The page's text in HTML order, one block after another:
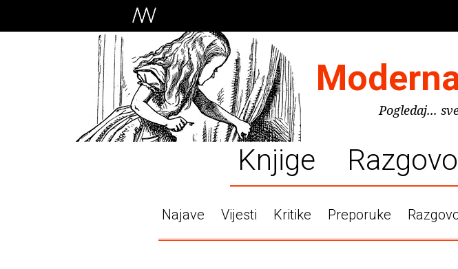
Pogledaj...
Knjige
Najave Vijesti Kritike Preporuke